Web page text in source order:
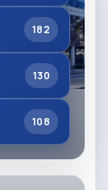
182
130
108